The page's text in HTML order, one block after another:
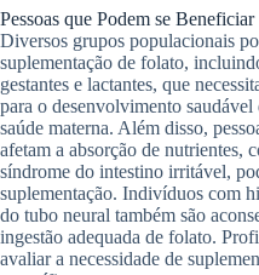
Pessoas que Podem se Beneficiar
Diversos grupos populacionais
suplementação de folato,
gestantes e lactantes, que
para o desenvolvimento
saúde materna. Além disso,
afetam a absorção de nutrientes,
síndrome do intestino irritável,
suplementação. Indivíduos com
do tubo neural também são
ingestão adequada de folato.
avaliar a necessidade de